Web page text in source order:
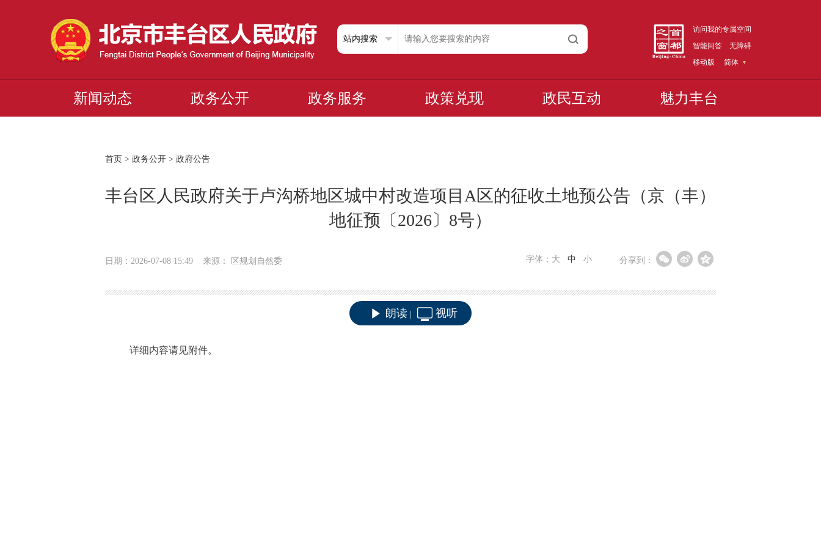
访问我的专属空间
智能问答
无障碍
移动版
简体
新闻动态 政务公开 政务服务 政策兑现 政民互动 魅力丰台
首页 > 政务公开 > 政府公告
丰台区人民政府关于卢沟桥地区城中村改造项目A区的征收土地预公告（京（丰）
地征预〔2026〕8号）
日期：2026-07-08 15:49 来源： 区规划自然委 分享到：
字体： 大 中 小
朗读 视听
详细内容请见附件。